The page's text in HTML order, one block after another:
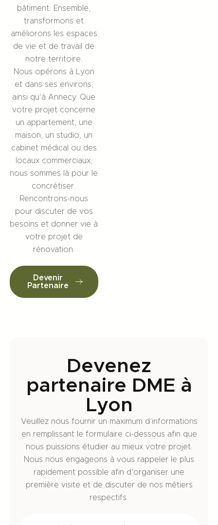
bâtiment. Ensemble,
transformons et
améliorons les espaces
de vie et de travail de
notre territoire.
Nous opérons à Lyon
et dans ses environs,
ainsi qu’à Annecy. Que
votre projet concerne
un appartement, une
maison, un studio, un
cabinet médical ou des
locaux commerciaux,
nous sommes là pour le
concrétiser.
Rencontrons-nous
pour discuter de vos
besoins et donner vie à
votre projet de
rénovation.
Devenir
Partenaire
Devenez
partenaire DME à
Lyon
Veuillez nous fournir un maximum d’informations
en remplissant le formulaire ci-dessous afin que
nous puissions étudier au mieux votre projet.
Nous nous engageons à vous rappeler le plus
rapidement possible afin d’organiser une
première visite et de discuter de nos métiers
respectifs.